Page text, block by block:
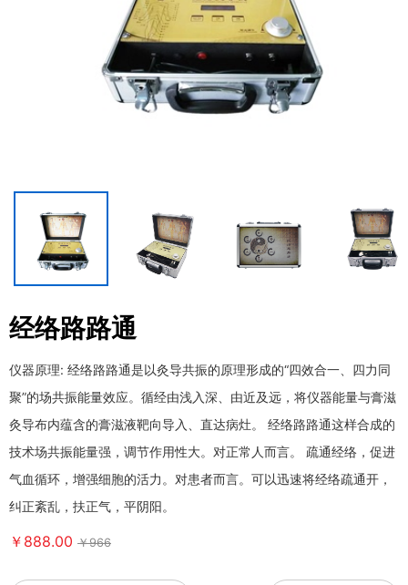
经络路路通
仪器原理: 经络路路通是以灸导共振的原理形成的“四效合一、四力同
聚”的场共振能量效应。循经由浅入深、由近及远，将仪器能量与膏滋
灸导布内蕴含的膏滋液靶向导入、直达病灶。 经络路路通这样合成的
技术场共振能量强，调节作用性大。对正常人而言。 疏通经络，促进
气血循环，增强细胞的活力。对患者而言。可以迅速将经络疏通开，
纠正紊乱，扶正气，平阴阳。
￥888.00 ￥966